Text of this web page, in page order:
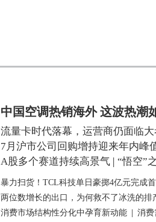
中国空调热销海外 这波热潮
流量卡时代落幕，运营商仍面临
7月沪市公司回购增持迎来年内峰
A股多个赛道持续高景气 | “悟空”
暴力扫货！TCL科技单日豪掷4亿元完成
两位数增长的出口，为何救不了冰洗的排
消费市场结构性分化中孕育新动能
消费